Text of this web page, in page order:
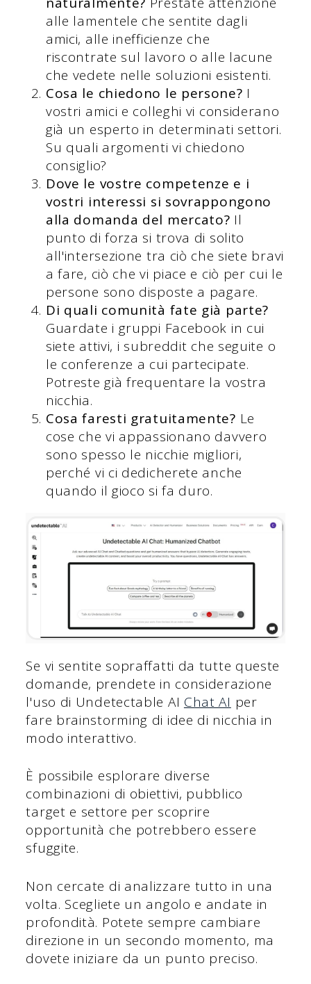
alle lamentele che sentite dagli
amici, alle inefficienze che
riscontrate sul lavoro o alle lacune
che vedete nelle soluzioni esistenti.
Cosa le chiedono le persone? I
vostri amici e colleghi vi considerano
già un esperto in determinati settori.
Su quali argomenti vi chiedono
consiglio?
Dove le vostre competenze e i
vostri interessi si sovrappongono
alla domanda del mercato? Il
punto di forza si trova di solito
all'intersezione tra ciò che siete bravi
a fare, ciò che vi piace e ciò per cui le
persone sono disposte a pagare.
Di quali comunità fate già parte?
Guardate i gruppi Facebook in cui
siete attivi, i subreddit che seguite o
le conferenze a cui partecipate.
Potreste già frequentare la vostra
nicchia.
Cosa faresti gratuitamente? Le
cose che vi appassionano davvero
sono spesso le nicchie migliori,
perché vi ci dedicherete anche
quando il gioco si fa duro.
Se vi sentite sopraffatti da tutte queste
domande, prendete in considerazione
l'uso di Undetectable AI Chat AI per
fare brainstorming di idee di nicchia in
modo interattivo.
È possibile esplorare diverse
combinazioni di obiettivi, pubblico
target e settore per scoprire
opportunità che potrebbero essere
sfuggite.
Non cercate di analizzare tutto in una
volta. Scegliete un angolo e andate in
profondità. Potete sempre cambiare
direzione in un secondo momento, ma
dovete iniziare da un punto preciso.